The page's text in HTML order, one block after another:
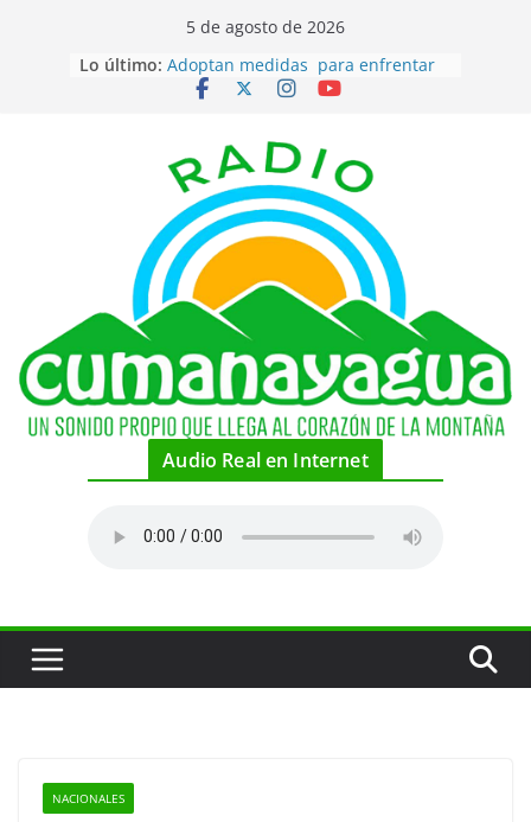
5 de agosto de 2026
Lo último: Adoptan medidas para enfrentar
desabastecimiento de combustible
Coordina FMC, celebraciones por
su cumpleaños en la localidad
Piragüistas cubanos por medallas
hoy en canotaje de Santo Domingo
2026
Estadounidenses rechazan
narrativa de Cuba como amenaza
Recibe condecoración australiano
amigo de Cuba
Audio Real en Internet
NACIONALES